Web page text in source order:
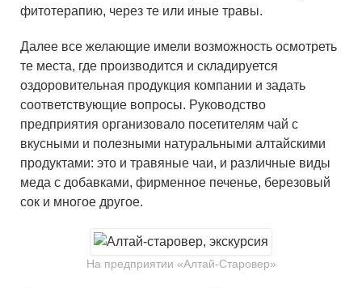
фитотерапию, через те или иные травы.
Далее все желающие имели возможность осмотреть
те места, где производится и складируется
оздоровительная продукция компании и задать
соответствующие вопросы. Руководство
предприятия организовало посетителям чай с
вкусными и полезными натуральными алтайскими
продуктами: это и травяные чаи, и различные виды
меда с добавками, фирменное печенье, березовый
сок и многое другое.
На предприятии «Алтай-Старовер»